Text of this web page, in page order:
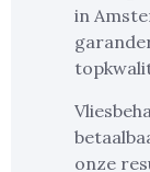
in
onze